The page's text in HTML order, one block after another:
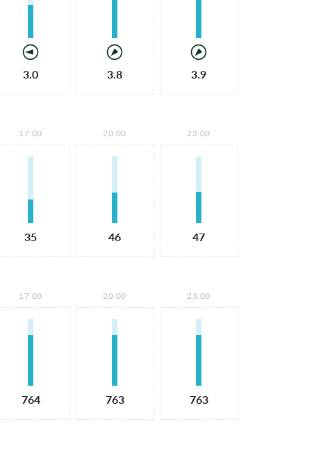
3.0 3.8 3.9
17:00
35
20:00
46
23:00
47
17:00
764
20:00
763
23:00
763